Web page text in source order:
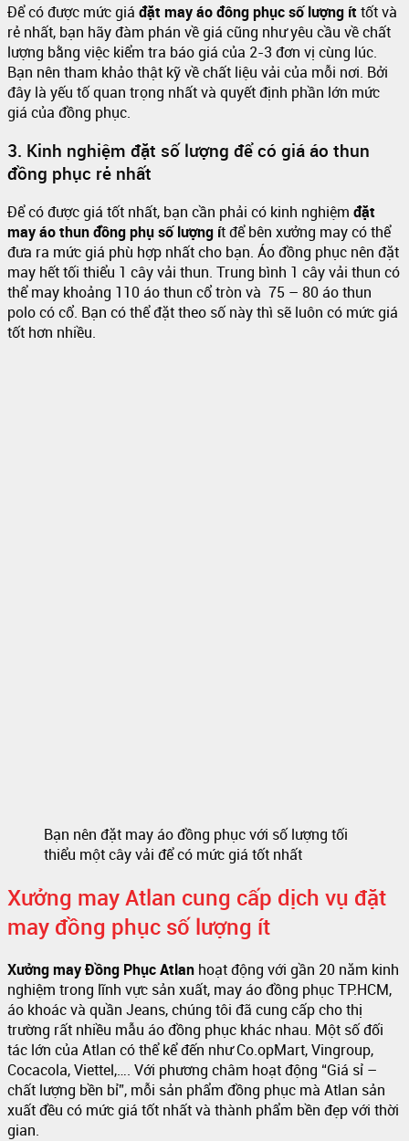
Để có được mức giá đặt may áo đông phục số lượng íttốt và
rẻ nhất, bạn hãy đàm phán về giá cũng như yêu cầu về chất
lượng bằng việc kiểm tra báo giá của 2-3 đơn vị cùng lúc.
Bạn nên tham khảo thật kỹ về chất liệu vải của mỗi nơi. Bởi
đây là yếu tố quan trọng nhất và quyết định phần lớn mức
giá của đồng phục.
3. Kinh nghiệm đặt số lượng để có giá áo thun
đồng phục rẻ nhất
Để có được giá tốt nhất, bạn cần phải có kinh nghiệm đặt
may áo thun đồng phụ số lượng ít để bên xưởng may có thể
đưa ra mức giá phù hợp nhất cho bạn. Áo đồng phục nên đặt
may hết tối thiểu 1 cây vải thun. Trung bình 1 cây vải thun có
thể may khoảng 110 áo thun cổ tròn và 75 – 80 áo thun
polo có cổ. Bạn có thể đặt theo số này thì sẽ luôn có mức giá
tốt hơn nhiều.
Bạn nên đặt may áo đồng phục với số lượng tối
thiểu một cây vải để có mức giá tốt nhất
Xưởng may Atlan cung cấp dịch vụ đặt
may đồng phục số lượng ít
Xưởng may Đồng Phục Atlan hoạt động với gần 20 năm kinh
nghiệm trong lĩnh vực sản xuất, may áo đồng phục TP.HCM,
áo khoác và quần Jeans, chúng tôi đã cung cấp cho thị
trường rất nhiều mẫu áo đồng phục khác nhau. Một số đối
tác lớn của Atlan có thể kể đến như Co.opMart, Vingroup,
Cocacola, Viettel,…. Với phương châm hoạt động “Giá sỉ –
chất lượng bền bỉ”, mỗi sản phẩm đồng phục mà Atlan sản
xuất đều có mức giá tốt nhất và thành phẩm bền đẹp với thời
gian.